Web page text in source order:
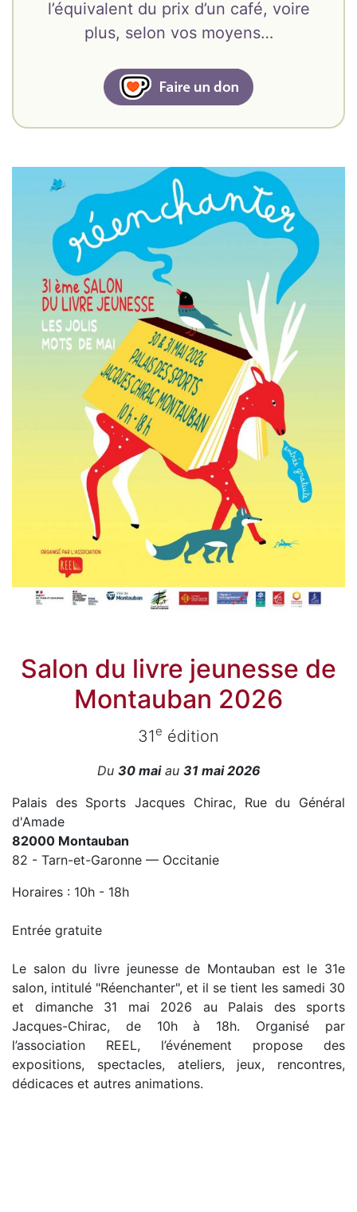
l’équivalent du prix d’un café, voire
plus, selon vos moyens…
Salon du livre jeunesse de
Montauban 2026
31 e édition
Du 30 maiau 31 mai 2026
Palais des Sports Jacques Chirac, Rue du Général
d'Amade
82000 Montauban
82 - Tarn-et-Garonne — Occitanie
Horaires : 10h - 18h
Entrée gratuite
Le salon du livre jeunesse de Montauban est le 31e
salon, intitulé "Réenchanter", et il se tient les samedi 30
et dimanche 31 mai 2026 au Palais des sports
Jacques-Chirac, de 10h à 18h. Organisé par
l’association REEL, l’événement propose des
expositions, spectacles, ateliers, jeux, rencontres,
dédicaces et autres animations.